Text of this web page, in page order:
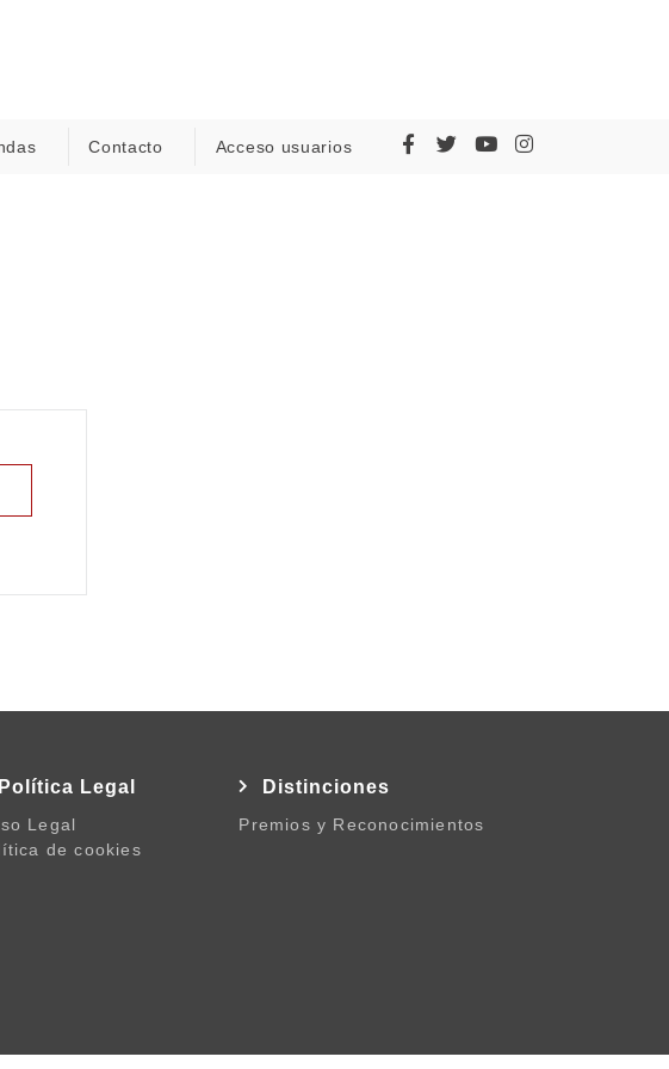
Contacto Acceso usuarios
Política Legal
Legal
de cookies
Distinciones
Premios y Reconocimientos